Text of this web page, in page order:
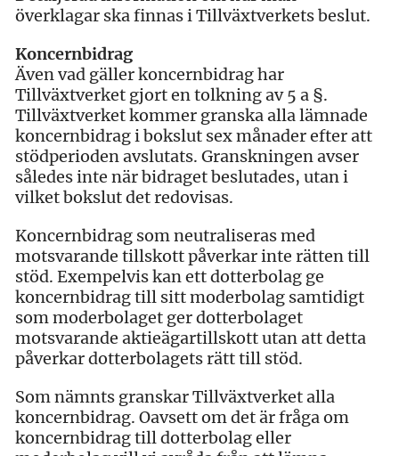
överklagar ska finnas i Tillväxtverkets beslut.
Koncernbidrag
Även vad gäller koncernbidrag har
Tillväxtverket gjort en tolkning av 5 a §.
Tillväxtverket kommer granska alla lämnade
koncernbidrag i bokslut sex månader efter att
stödperioden avslutats. Granskningen avser
således inte när bidraget beslutades, utan i
vilket bokslut det redovisas.
Koncernbidrag som neutraliseras med
motsvarande tillskott påverkar inte rätten till
stöd. Exempelvis kan ett dotterbolag ge
koncernbidrag till sitt moderbolag samtidigt
som moderbolaget ger dotterbolaget
motsvarande aktieägartillskott utan att detta
påverkar dotterbolagets rätt till stöd.
Som nämnts granskar Tillväxtverket alla
koncernbidrag. Oavsett om det är fråga om
koncernbidrag till dotterbolag eller